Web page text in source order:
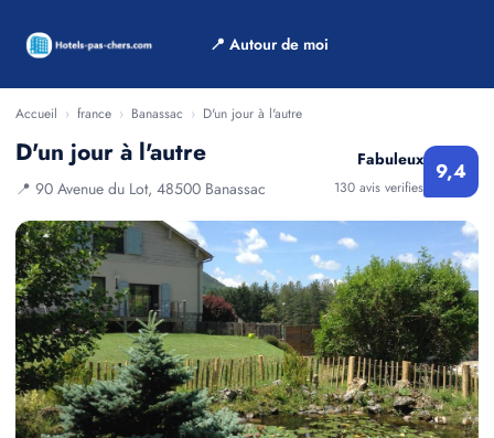
📍 Autour de moi
Accueil › france › Banassac › D'un jour à l'autre
D'un jour à l'autre
📍 90 Avenue du Lot, 48500 Banassac
Fabuleux
130 avis verifies
9,4